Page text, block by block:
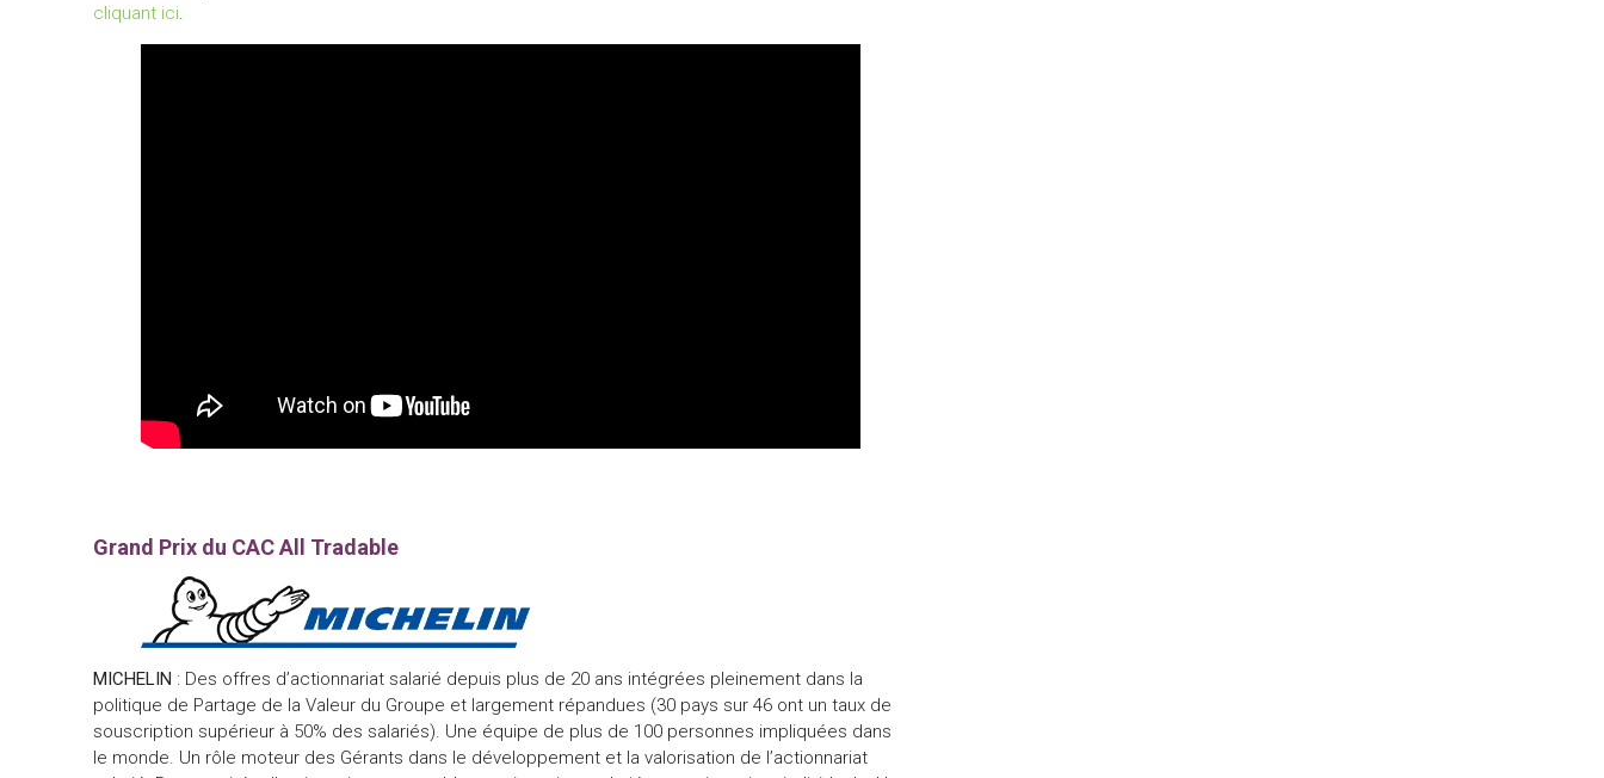
cliquant ici.
Grand Prix du CAC All Tradable
MICHELIN : Des offres d’actionnariat salarié depuis plus de 20 ans intégrées pleinement dans la
politique de Partage de la Valeur du Groupe et largement répandues (30 pays sur 46 ont un taux de
souscription supérieur à 50% des salariés). Une équipe de plus de 100 personnes impliquées dans
le monde. Un rôle moteur des Gérants dans le développement et la valorisation de l’actionnariat